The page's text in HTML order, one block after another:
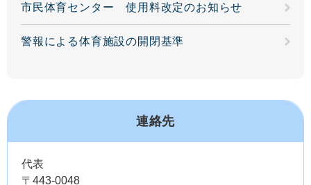
市民体育センター 使用料改定のお知らせ
警報による体育施設の開閉基準
連絡先
代表
〒443-0048